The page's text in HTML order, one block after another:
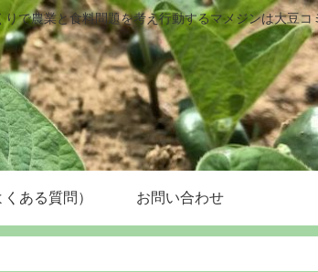
で農業と食料問題を考え行動するマメジンは大豆コ
ある質問） お問い合わせ